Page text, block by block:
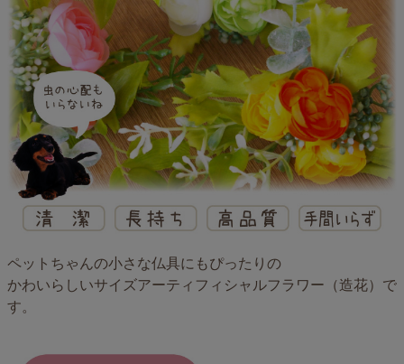
ペットちゃんの小さな仏具にもぴったりの
かわいらしいサイズアーティフィシャルフラワー（造花）で
す。